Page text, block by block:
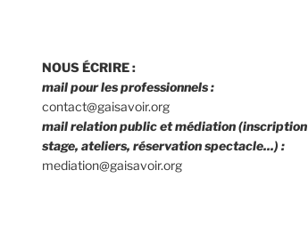
NOUS ÉCRIRE :
mail pour les professionnels :
contact@gaisavoir.org
mail relation public et médiation (inscription
stage, ateliers, réservation spectacle...) :
mediation@gaisavoir.org